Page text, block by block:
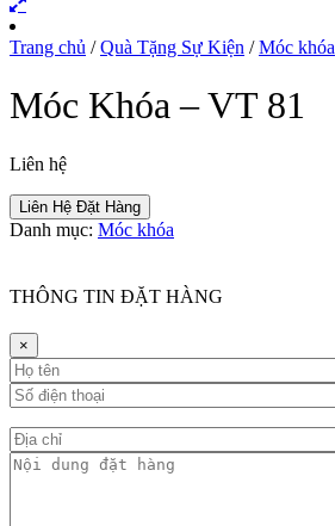
Trang chủ /Quà Tặng Sự Kiện /Móc khóa
Móc Khóa – VT 81
Liên hệ
Liên Hệ Đặt Hàng
Danh mục: Móc khóa
THÔNG TIN ĐẶT HÀNG
×